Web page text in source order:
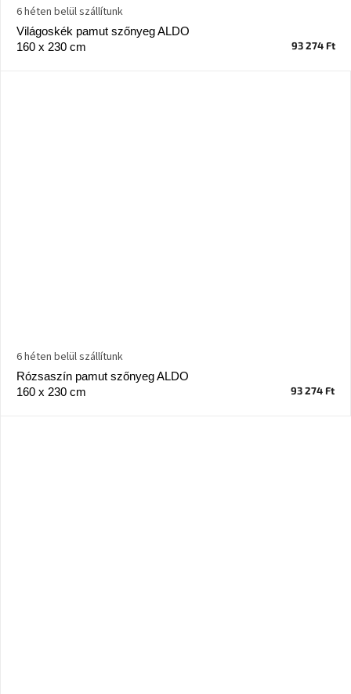
Világoskék pamut szőnyeg ALDO
160 x 230 cm
6 héten belül szállítunk
93 274 Ft
Rózsaszín pamut szőnyeg ALDO
160 x 230 cm
6 héten belül szállítunk
93 274 Ft